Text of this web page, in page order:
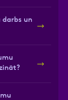
darbs un